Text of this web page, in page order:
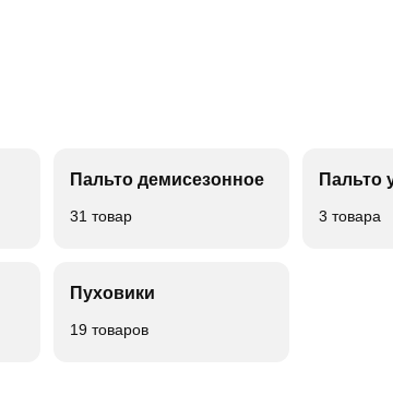
Пальто демисезонное
31 товар
Пальто
3 товара
Пуховики
19 товаров